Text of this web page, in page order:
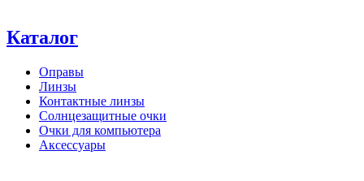
Каталог
Оправы
Линзы
Контактные линзы
Солнцезащитные очки
Очки для компьютера
Аксессуары